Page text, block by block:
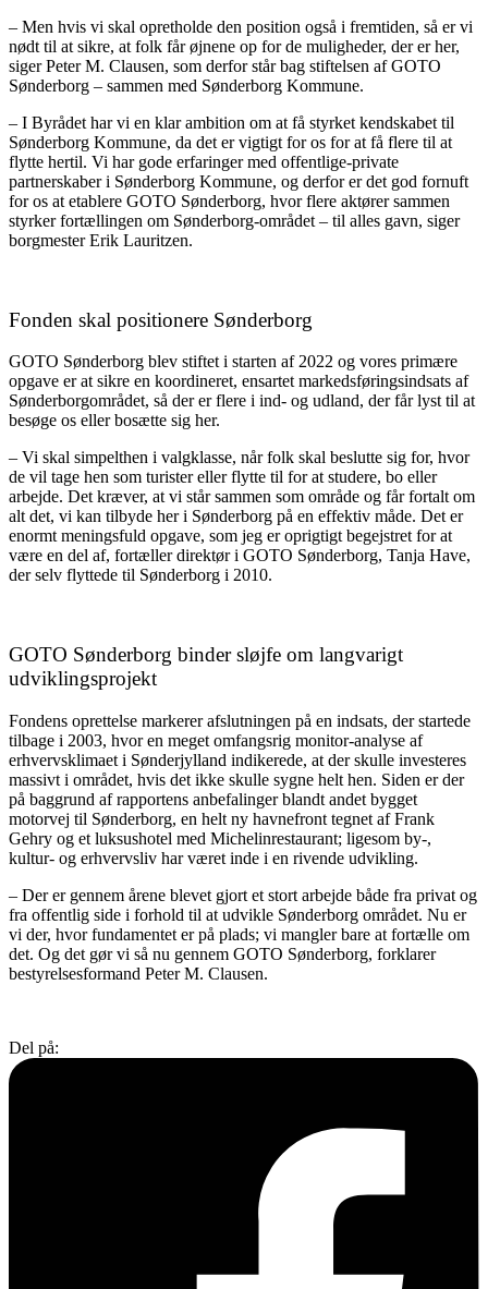
– Men hvis vi skal opretholde den position også i fremtiden, så er vi
nødt til at sikre, at folk får øjnene op for de muligheder, der er her,
siger Peter M. Clausen, som derfor står bag stiftelsen af GOTO
Sønderborg – sammen med Sønderborg Kommune.
– I Byrådet har vi en klar ambition om at få styrket kendskabet til
Sønderborg Kommune, da det er vigtigt for os for at få flere til at
flytte hertil. Vi har gode erfaringer med offentlige-private
partnerskaber i Sønderborg Kommune, og derfor er det god fornuft
for os at etablere GOTO Sønderborg, hvor flere aktører sammen
styrker fortællingen om Sønderborg-området – til alles gavn, siger
borgmester Erik Lauritzen.
Fonden skal positionere Sønderborg
GOTO Sønderborg blev stiftet i starten af 2022 og vores primære
opgave er at sikre en koordineret, ensartet markedsføringsindsats af
Sønderborgområdet, så der er flere i ind- og udland, der får lyst til at
besøge os eller bosætte sig her.
– Vi skal simpelthen i valgklasse, når folk skal beslutte sig for, hvor
de vil tage hen som turister eller flytte til for at studere, bo eller
arbejde. Det kræver, at vi står sammen som område og får fortalt om
alt det, vi kan tilbyde her i Sønderborg på en effektiv måde. Det er
enormt meningsfuld opgave, som jeg er oprigtigt begejstret for at
være en del af, fortæller direktør i GOTO Sønderborg, Tanja Have,
der selv flyttede til Sønderborg i 2010.
GOTO Sønderborg binder sløjfe om langvarigt
udviklingsprojekt
Fondens oprettelse markerer afslutningen på en indsats, der startede
tilbage i 2003, hvor en meget omfangsrig monitor-analyse af
erhvervsklimaet i Sønderjylland indikerede, at der skulle investeres
massivt i området, hvis det ikke skulle sygne helt hen. Siden er der
på baggrund af rapportens anbefalinger blandt andet bygget
motorvej til Sønderborg, en helt ny havnefront tegnet af Frank
Gehry og et luksushotel med Michelinrestaurant; ligesom by-,
kultur- og erhvervsliv har været inde i en rivende udvikling.
– Der er gennem årene blevet gjort et stort arbejde både fra privat og
fra offentlig side i forhold til at udvikle Sønderborg området. Nu er
vi der, hvor fundamentet er på plads; vi mangler bare at fortælle om
det. Og det gør vi så nu gennem GOTO Sønderborg, forklarer
bestyrelsesformand Peter M. Clausen.
Del på: